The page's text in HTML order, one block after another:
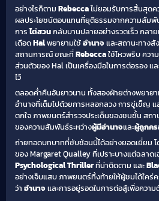
อย่างไรก็ตาม Rebeccaไม่ยอมรับการสิ้นสุดค
ผลประโยชน์ตอบแทนที่ยุติธรรมจากความสัมพั
การไต่สวนกลับบานปลายอย่างรวดเร็ว กลา
เดือดHalพยายามใช้อำนาจและสถานะทาง
สถานการณ์ ขณะที่Rebeccaใช้ไหวพริบ คว
ส่วนตัวของ Hal เป็นเครื่องมือในการต่อรอง แ
ไว้
ตลอดค่ำคืนอันยาวนาน ทั้งสองฝ่ายต่างพยาย
อำนาจที่เต็มไปด้วยการหลอกลวง การขู่เข็ญ แ
ตกใจ ภาพยนตร์สำรวจประเด็นของชนชั้น สถา
ของความสัมพันธ์ระหว่างผู้มีอำนาจและผู้ถูกค
ถ่ายทอดบทบาทที่ซับซ้อนนี้ได้อย่างยอดเยี่ยม โ
ของ Margaret Qualley ที่เปราะบางแต่ฉลาดเ
Psychological Thrillerที่น่าติดตาม และ
อย่างเจ็บแสบ ภาพยนตร์ทิ้งท้ายให้ผู้ชมได้ใค
ว่า อำนาจและการอยู่รอดในการต่อสู้เพื่อควา